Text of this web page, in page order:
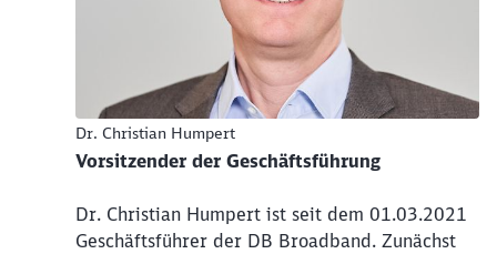
Dr. Christian Humpert
Vorsitzender der Geschäftsführung
Dr. Christian Humpert ist seit dem 01.03.2021
Geschäftsführer der DB Broadband. Zunächst